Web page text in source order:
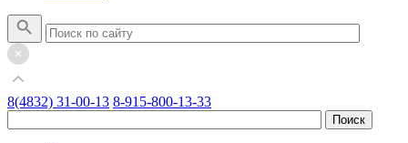
8(4832) 31-00-13 8-915-800-13-33